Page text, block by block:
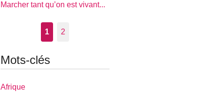
Marcher tant qu’on est vivant...
1 2
Mots-clés
Afrique